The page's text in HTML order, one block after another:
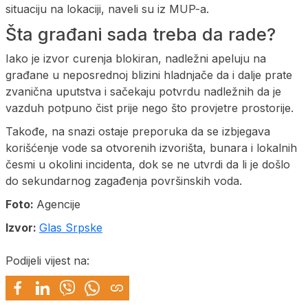
situaciju na lokaciji, naveli su iz MUP-a.
Šta građani sada treba da rade?
Iako je izvor curenja blokiran, nadležni apeluju na
građane u neposrednoj blizini hladnjače da i dalje prate
zvanična uputstva i sačekaju potvrdu nadležnih da je
vazduh potpuno čist prije nego što provjetre prostorije.
Takođe, na snazi ostaje preporuka da se izbjegava
korišćenje vode sa otvorenih izvorišta, bunara i lokalnih
česmi u okolini incidenta, dok se ne utvrdi da li je došlo
do sekundarnog zagađenja površinskih voda.
Foto: Agencije
Izvor: Glas Srpske
Podijeli vijest na: